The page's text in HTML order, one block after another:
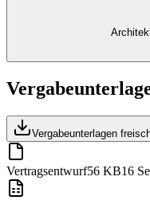
Vergabeunterlagen
Vertragsentwurf56 KB16